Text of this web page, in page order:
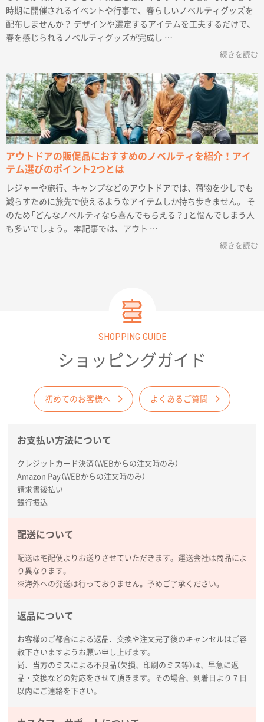
時期に開催されるイベントや行事で、春らしいノベルティグッズを
配布しませんか？ デザインや選定するアイテムを工夫するだけで、
春を感じられるノベルティグッズが完成し …
続きを読む
アウトドアの販促品におすすめのノベルティを紹介！アイ
テム選びのポイント2つとは
レジャーや旅行、キャンプなどのアウトドアでは、荷物を少しでも
減らすために旅先で使えるようなアイテムしか持ち歩きません。 そ
のため「どんなノベルティなら喜んでもらえる？」と悩んでしまう人
も多いでしょう。 本記事では、アウト …
続きを読む
SHOPPING GUIDE
ショッピングガイド
初めてのお客様へ よくあるご質問
お支払い方法について
クレジットカード決済（WEBからの注文時のみ）
Amazon Pay（WEBからの注文時のみ）
請求書後払い
銀行振込
配送について
配送は宅配便よりお送りさせていただきます。運送会社は商品によ
り異なります。
※海外への発送は行っておりません。予めご了承ください。
返品について
お客様のご都合による返品、交換や注文完了後のキャンセルはご容
赦下さいますようお願い申し上げます。
尚、当方のミスによる不良品（欠損、印刷のミス等）は、早急に返
品・交換などの対応をさせて頂きます。その場合、到着日より７日
以内にご連絡を下さい。